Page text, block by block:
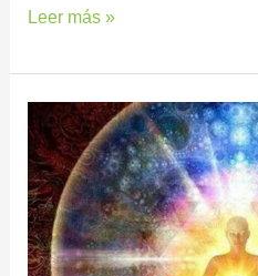
Leer más »
LA
MENTE
ES
CONVERSACIÓN,
EL
ALMA